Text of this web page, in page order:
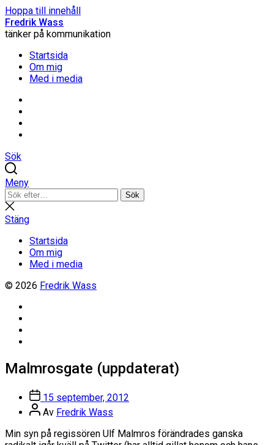
Hoppa till innehåll
Fredrik Wass
tänker på kommunikation
Startsida
Om mig
Med i media
Sök
Meny
Sök
efter:
Sök
Stäng
sökning
Stäng
Startsida
Om mig
Med i media
© 2026 Fredrik Wass
Malmrosgate (uppdaterat)
Inläggsdatum
15 september, 2012
Inläggsförfattare
Av Fredrik Wass
Min syn på regissören Ulf Malmros förändrades ganska